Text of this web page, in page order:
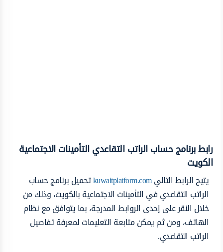
رابط برنامج حساب الراتب التقاعدي التأمينات الاجتماعية
الكويت
يتيح الرابط التاليkuwaitplatform.comتحميل برنامج حساب
الراتب التقاعدي في التأمينات الاجتماعية بالكويت، وذلك من
خلال النقر على إحدى الروابط المدرجة، بما يتوافق مع نظام
الهاتف، ومن ثم يمكن متابعة التعليمات لمعرفة تفاصيل
الراتب التقاعدي.